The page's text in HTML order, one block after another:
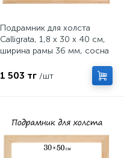
Подрамник для холста
Calligrata, 1,8 x 30 x 40 см,
ширина рамы 36 мм, сосна
1 503 тг /шт